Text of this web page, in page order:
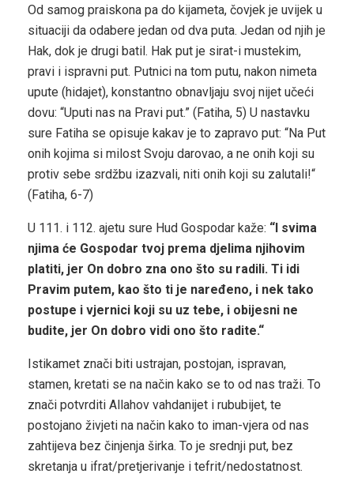
Od samog praiskona pa do kijameta, čovjek je uvijek u
situaciji da odabere jedan od dva puta. Jedan od njih je
Hak, dok je drugi batil. Hak put je sirat-i mustekim,
pravi i ispravni put. Putnici na tom putu, nakon nimeta
upute (hidajet), konstantno obnavljaju svoj nijet učeći
dovu: “Uputi nas na Pravi put.” (Fatiha, 5) U nastavku
sure Fatiha se opisuje kakav je to zapravo put: “Na Put
onih kojima si milost Svoju darovao, a ne onih koji su
protiv sebe srdžbu izazvali, niti onih koji su zalutali!“
(Fatiha, 6-7)
U 111. i 112. ajetu sure Hud Gospodar kaže: “I svima
njima će Gospodar tvoj prema djelima njihovim
platiti, jer On dobro zna ono što su radili. Ti idi
Pravim putem, kao što ti je naređeno, i nek tako
postupe i vjernici koji su uz tebe, i obijesni ne
budite, jer On dobro vidi ono što radite.“
Istikamet znači biti ustrajan, postojan, ispravan,
stamen, kretati se na način kako se to od nas traži. To
znači potvrditi Allahov vahdanijet i rububijet, te
postojano živjeti na način kako to iman-vjera od nas
zahtijeva bez činjenja širka. To je srednji put, bez
skretanja u ifrat/pretjerivanje i tefrit/nedostatnost.